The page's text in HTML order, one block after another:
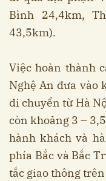
Bình 24,4km,
43,5km).
Việc hoàn thành
Nghệ An đưa vào
di chuyển từ Hà
còn khoảng 3 –
hành khách và
phía Bắc và Bắc
tắc giao thông